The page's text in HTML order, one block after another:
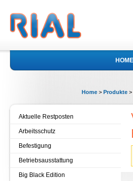
HOME
Home > Produkte >
Aktuelle Restposten
Arbeitsschutz
Befestigung
Betriebsausstattung
Big Black Edition